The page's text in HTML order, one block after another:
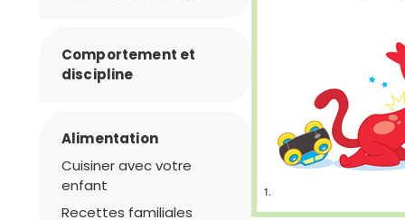
Comportement et
discipline
Alimentation
Cuisiner avec votre
enfant
Recettes familiales